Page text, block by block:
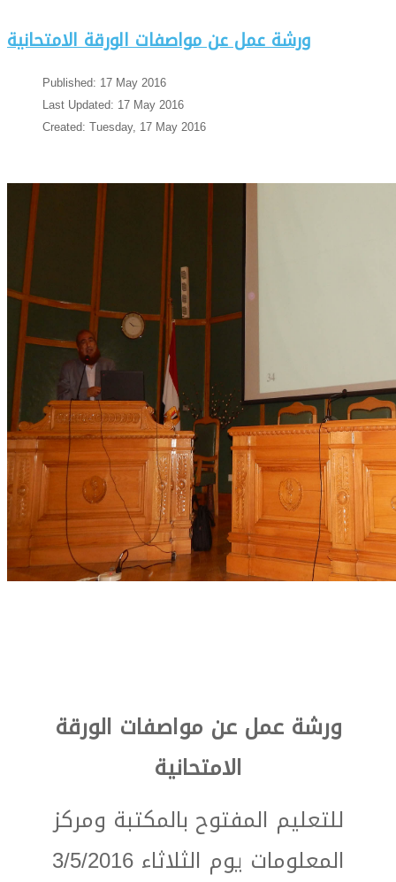
ورشة عمل عن مواصفات الورقة الامتحانية
Published: 17 May 2016
Last Updated: 17 May 2016
Created: Tuesday, 17 May 2016
ورشة عمل عن مواصفات الورقة
الامتحانية
للتعليم المفتوح بالمكتبة ومركز
المعلومات يوم الثلاثاء 3/5/2016